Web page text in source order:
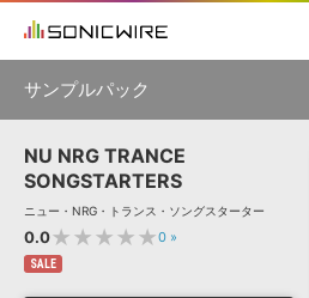
ソフト音源 »
プラグイン・エフェクト »
キャンペーン »
初音ミク NT 鏡音リン・レン V4X
KAITO V3
VOCALOID
VIENNA
EZ DRUMMER 3
ボーカ
サンプルパック
製品一覧
ジャンル
NU NRG TRANCE
SONGSTARTERS
ニュー・NRG・トランス・ソングスターター
0.0★★★★★0 »
SALE